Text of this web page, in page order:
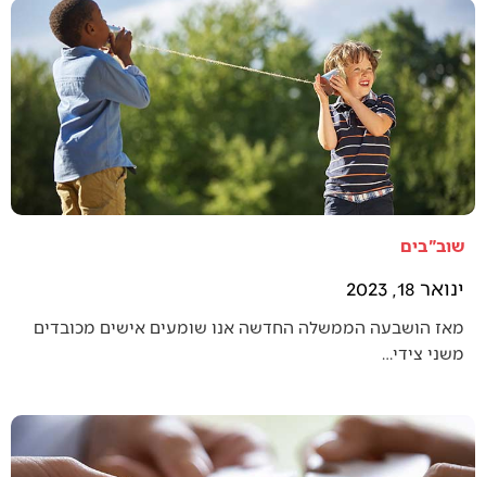
שוב"בים
ינואר 18, 2023
מאז הושבעה הממשלה החדשה אנו שומעים אישים מכובדים
משני צידי…